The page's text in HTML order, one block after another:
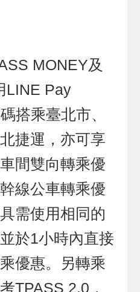
MONEY及
LINE Pay
搭乘臺北市、
捷運，亦可享
間雙向轉乘優
線公車轉乘優
需使用相同的
於1小時內直接
優惠。另轉乘
TPASS 2.0，